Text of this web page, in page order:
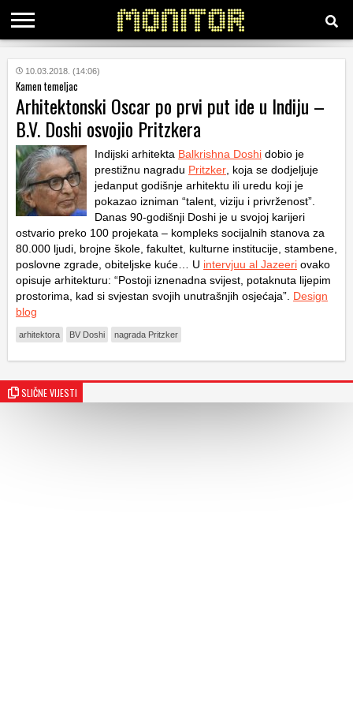
KATEGORIJE
HRVATSKI
WEB
10.03.2018. (14:06)
Kamen temeljac
Arhitektonski Oscar po prvi put ide u Indiju –
B.V. Doshi osvojio Pritzkera
Indijski arhitekta Balkrishna Doshi dobio je
prestižnu nagradu Pritzker , koja se dodjeljuje
jedanput godišnje arhitektu ili uredu koji je
pokazao izniman “talent, viziju i privrženost”.
Danas 90-godišnji Doshi je u svojoj karijeri
ostvario preko 100 projekata – kompleks socijalnih stanova za
80.000 ljudi, brojne škole, fakultet, kulturne institucije, stambene,
poslovne zgrade, obiteljske kuće… U intervjuu al Jazeeri ovako
opisuje arhitekturu: “Postoji iznenadna svijest, potaknuta lijepim
prostorima, kad si svjestan svojih unutrašnjih osjećaja”. Design
blog
arhitektora BV Doshi nagrada Pritzker
SLIČNE VIJESTI